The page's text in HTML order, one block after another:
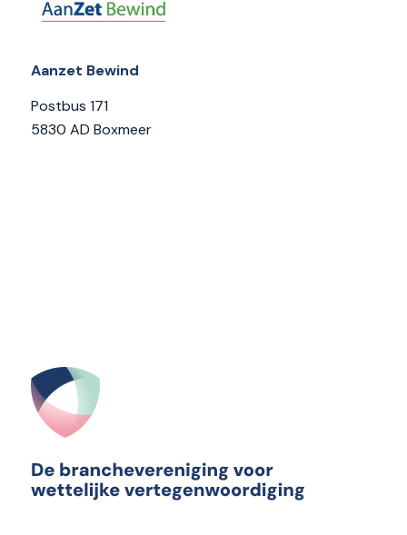
Aanzet Bewind
Postbus 171
5830 AD Boxmeer